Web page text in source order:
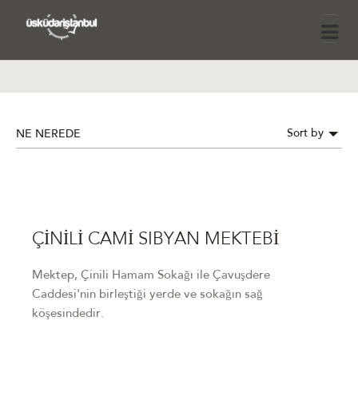
NE NEREDE Sort by
ÇİNİLİ CAMİ SIBYAN MEKTEBİ
Mektep, Çinili Hamam Sokağı ile Çavuşdere
Caddesi'nin birleştiği yerde ve sokağın sağ
köşesindedir.